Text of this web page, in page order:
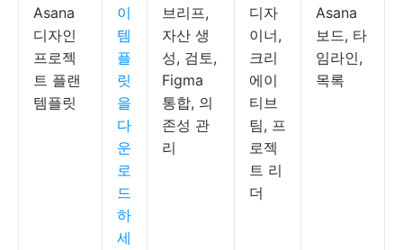
Asana
디자인
프로젝
트 플랜
템플릿
이
템
플
릿
을
다
운
로
드
하
세
브리프,
자산 생
성, 검토,
Figma
통합, 의
존성 관
리
디자
이너,
크리
에이
티브
팀, 프
로젝
트 리
더
Asana
보드, 타
임라인,
목록